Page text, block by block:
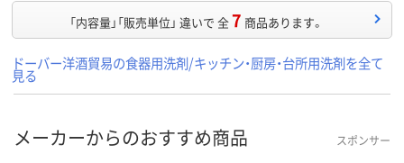
「内容量」「販売単位」 違いで 全7 商品あります。
ドーバー洋酒貿易の食器用洗剤/キッチン・厨房・台所用洗剤を全て
見る
メーカーからのおすすめ商品 スポンサー